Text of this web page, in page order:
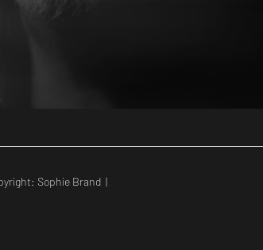
Sophie Brand |